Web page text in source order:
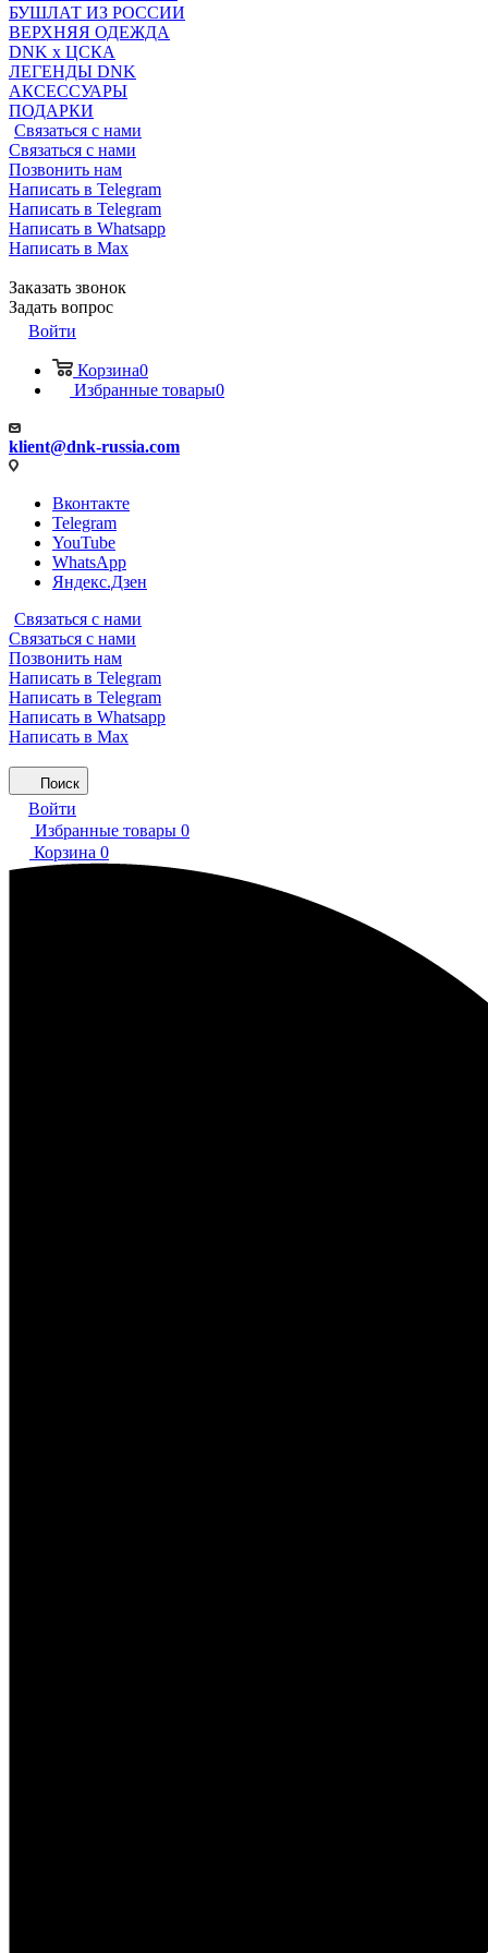
БУШЛАТ ИЗ РОССИИ
ВЕРХНЯЯ ОДЕЖДА
DNK x ЦСКА
ЛЕГЕНДЫ DNK
АКСЕССУАРЫ
ПОДАРКИ
Связаться с нами
Связаться с нами
Позвонить нам
Написать в Telegram
Написать в Telegram
Написать в Whatsapp
Написать в Max
Заказать звонок
Задать вопрос
Войти
Корзина0
Избранные товары0
klient@dnk-russia.com
Вконтакте
Telegram
YouTube
WhatsApp
Яндекс.Дзен
Связаться с нами
Связаться с нами
Позвонить нам
Написать в Telegram
Написать в Telegram
Написать в Whatsapp
Написать в Max
Поиск
Войти
Избранные товары 0
Корзина 0